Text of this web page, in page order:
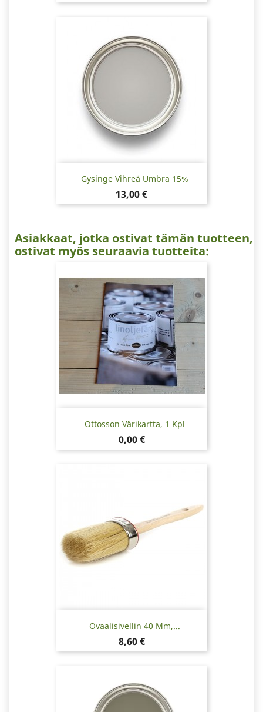
Gysinge Vihreä Umbra 15%
Hinta
13,00 €
Asiakkaat, jotka ostivat tämän tuotteen,
ostivat myös seuraavia tuotteita:
Ottosson Värikartta, 1 Kpl
Hinta
0,00 €
Ovaalisivellin 40 Mm,...
Hinta
8,60 €